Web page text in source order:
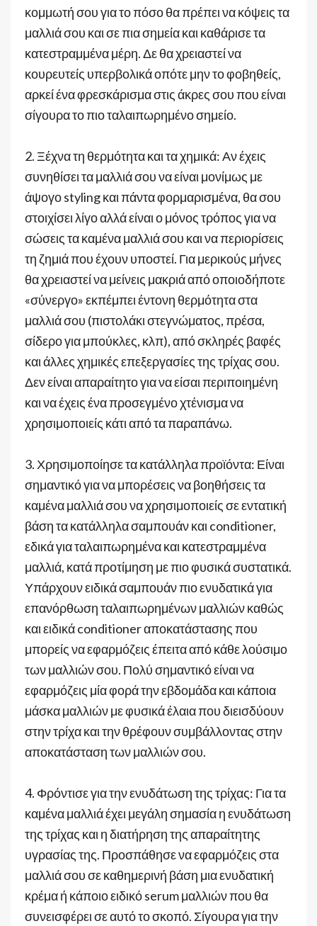
κομμωτή σου για το πόσο θα πρέπει να κόψεις τα
μαλλιά σου και σε πια σημεία και καθάρισε τα
κατεστραμμένα μέρη. Δε θα χρειαστεί να
κουρευτείς υπερβολικά οπότε μην το φοβηθείς,
αρκεί ένα φρεσκάρισμα στις άκρες σου που είναι
σίγουρα το πιο ταλαιπωρημένο σημείο.
2. Ξέχνα τη θερμότητα και τα χημικά: Αν έχεις
συνηθίσει τα μαλλιά σου να είναι μονίμως με
άψογο styling και πάντα φορμαρισμένα, θα σου
στοιχίσει λίγο αλλά είναι ο μόνος τρόπος για να
σώσεις τα καμένα μαλλιά σου και να περιορίσεις
τη ζημιά που έχουν υποστεί. Για μερικούς μήνες
θα χρειαστεί να μείνεις μακριά από οποιοδήποτε
«σύνεργο» εκπέμπει έντονη θερμότητα στα
μαλλιά σου (πιστολάκι στεγνώματος, πρέσα,
σίδερο για μπούκλες, κλπ), από σκληρές βαφές
και άλλες χημικές επεξεργασίες της τρίχας σου.
Δεν είναι απαραίτητο για να είσαι περιποιημένη
και να έχεις ένα προσεγμένο χτένισμα να
χρησιμοποιείς κάτι από τα παραπάνω.
3. Χρησιμοποίησε τα κατάλληλα προϊόντα: Είναι
σημαντικό για να μπορέσεις να βοηθήσεις τα
καμένα μαλλιά σου να χρησιμοποιείς σε εντατική
βάση τα κατάλληλα σαμπουάν και conditioner,
εδικά για ταλαιπωρημένα και κατεστραμμένα
μαλλιά, κατά προτίμηση με πιο φυσικά συστατικά.
Υπάρχουν ειδικά σαμπουάν πιο ενυδατικά για
επανόρθωση ταλαιπωρημένων μαλλιών καθώς
και ειδικά conditioner αποκατάστασης που
μπορείς να εφαρμόζεις έπειτα από κάθε λούσιμο
των μαλλιών σου. Πολύ σημαντικό είναι να
εφαρμόζεις μία φορά την εβδομάδα και κάποια
μάσκα μαλλιών με φυσικά έλαια που διεισδύουν
στην τρίχα και την θρέφουν συμβάλλοντας στην
αποκατάσταση των μαλλιών σου.
4. Φρόντισε για την ενυδάτωση της τρίχας: Για τα
καμένα μαλλιά έχει μεγάλη σημασία η ενυδάτωση
της τρίχας και η διατήρηση της απαραίτητης
υγρασίας της. Προσπάθησε να εφαρμόζεις στα
μαλλιά σου σε καθημερινή βάση μια ενυδατική
κρέμα ή κάποιο ειδικό serum μαλλιών που θα
συνεισφέρει σε αυτό το σκοπό. Σίγουρα για την